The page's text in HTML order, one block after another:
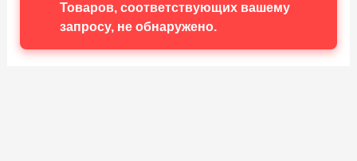
Товаров, соответствующих вашему
запросу, не обнаружено.